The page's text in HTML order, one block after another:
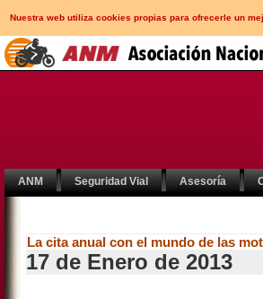
Nuestra web utiliza cookies propias para ofrecerle un
ANM Seguridad Vial Asesoría
La cita anual con el mundo de las
17 de Enero de 2013